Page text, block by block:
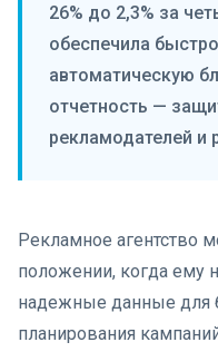
26% до 2,3% за
обеспечила
автоматическую
отчетность —
рекламодателей и
Рекламное агентство
положении, когда ему
надежные данные для
планирования